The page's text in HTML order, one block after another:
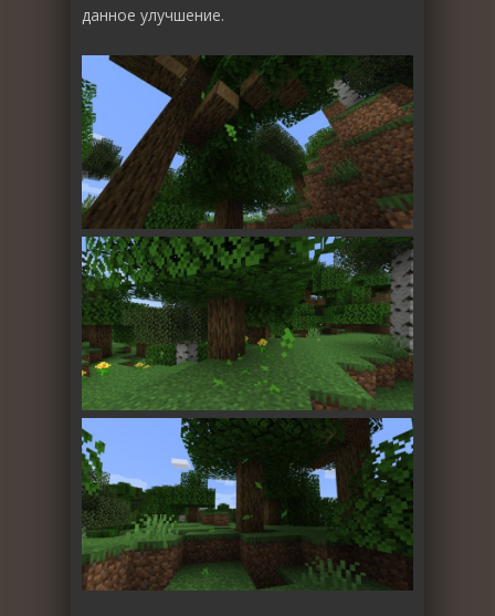
данное улучшение.